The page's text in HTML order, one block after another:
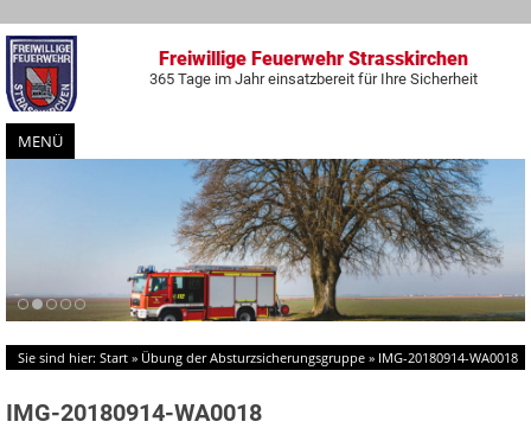
Freiwillige Feuerwehr Strasskirchen
365 Tage im Jahr einsatzbereit für Ihre Sicherheit
MENÜ
Zum
Inhalt
springen
Sie sind hier: Start » Übung der Absturzsicherungsgruppe » IMG-20180914-WA0018
IMG-20180914-WA0018